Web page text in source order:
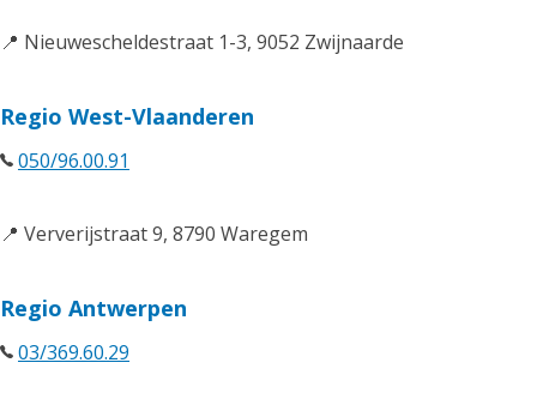
📍 Nieuwescheldestraat 1-3, 9052 Zwijnaarde
Regio West-Vlaanderen
050/96.00.91
📍 Ververijstraat 9, 8790 Waregem
Regio Antwerpen
03/369.60.29